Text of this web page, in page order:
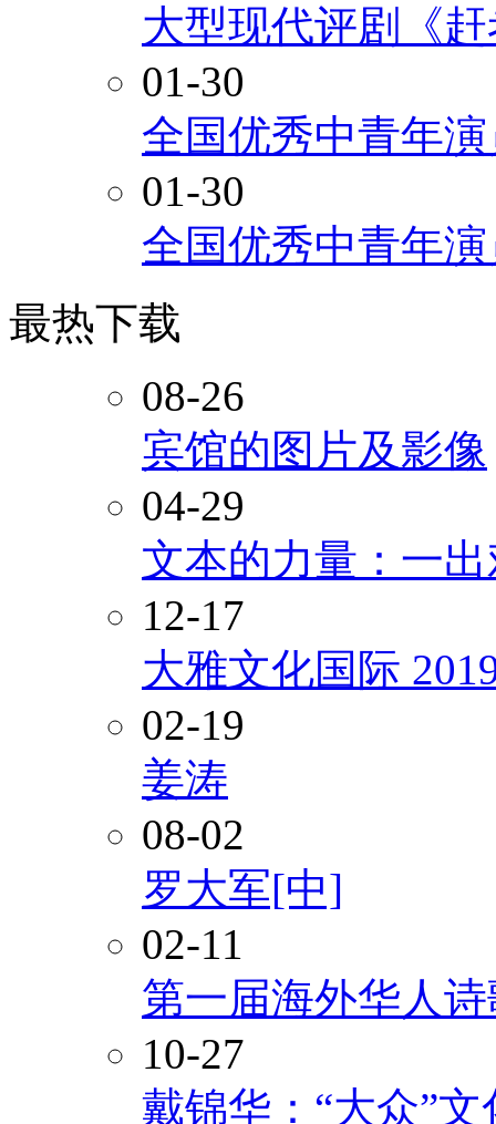
大型现代评剧《
01-30
全国优秀中青年
01-30
全国优秀中青年
最热下载
08-26
宾馆的图片及影像
04-29
文本的力量：一
12-17
大雅文化国际
02-19
姜涛
08-02
罗大军[中]
02-11
第一届海外华人
10-27
戴锦华：“大众”